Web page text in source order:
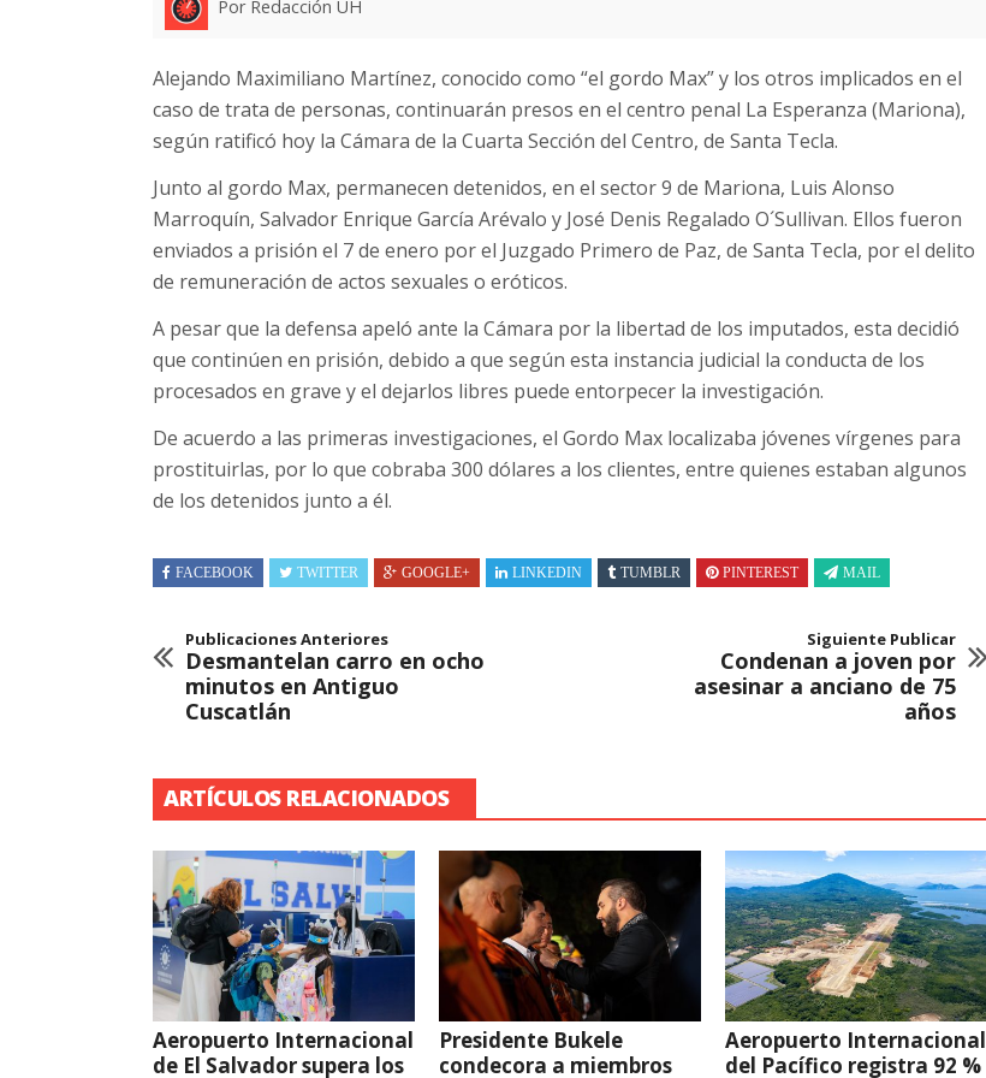
Por Redacción UH
Alejando Maximiliano Martínez, conocido como “el gordo Max” y los otros implicados en el
caso de trata de personas, continuarán presos en el centro penal La Esperanza (Mariona),
según ratificó hoy la Cámara de la Cuarta Sección del Centro, de Santa Tecla.
Junto al gordo Max, permanecen detenidos, en el sector 9 de Mariona, Luis Alonso
Marroquín, Salvador Enrique García Arévalo y José Denis Regalado O´Sullivan. Ellos fueron
enviados a prisión el 7 de enero por el Juzgado Primero de Paz, de Santa Tecla, por el delito
de remuneración de actos sexuales o eróticos.
A pesar que la defensa apeló ante la Cámara por la libertad de los imputados, esta decidió
que continúen en prisión, debido a que según esta instancia judicial la conducta de los
procesados en grave y el dejarlos libres puede entorpecer la investigación.
De acuerdo a las primeras investigaciones, el Gordo Max localizaba jóvenes vírgenes para
prostituirlas, por lo que cobraba 300 dólares a los clientes, entre quienes estaban algunos
de los detenidos junto a él.
FACEBOOK TWITTER GOOGLE+ LINKEDIN TUMBLR PINTEREST MAIL
Publicaciones Anteriores
Desmantelan carro en ocho
minutos en Antiguo
Cuscatlán
Siguiente Publicar
Condenan a joven por
asesinar a anciano de 75
años
ARTÍCULOS RELACIONADOS
Aeropuerto Internacional
de El Salvador supera los
Presidente Bukele
condecora a miembros
Aeropuerto Internacional
del Pacífico registra 92 %